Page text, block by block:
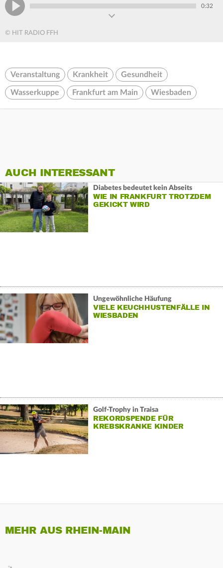
0:32
© HIT RADIO FFH
Veranstaltung Krankheit Gesundheit
Wasserkuppe Frankfurt am Main Wiesbaden
AUCH INTERESSANT
Diabetes bedeutet kein Abseits
WIE IN FRANKFURT TROTZDEM
GEKICKT WIRD
Ungewöhnliche Häufung
VIELE KEUCHHUSTENFÄLLE IN
WIESBADEN
Golf-Trophy in Traisa
REKORDSPENDE FÜR
KREBSKRANKE KINDER
MEHR AUS RHEIN-MAIN